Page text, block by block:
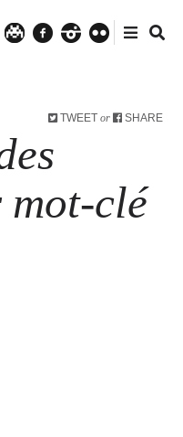
TWEET or SHARE
clé